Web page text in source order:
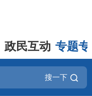
政民互动 专题
搜一下